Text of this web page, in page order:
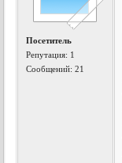
Посетитель
Репутация: 1
Сообщений: 21